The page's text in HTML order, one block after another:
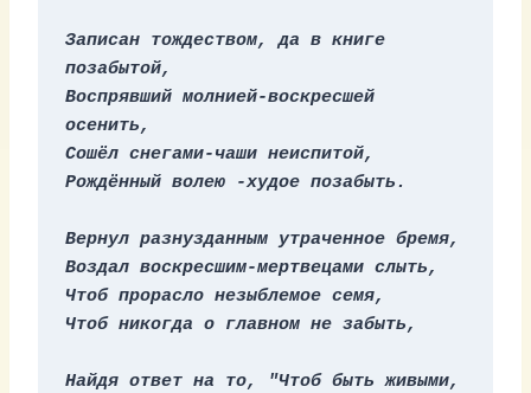
Записан тождеством, да в книге
позабытой,
Воспрявший молнией-воскресшей
осенить,
Сошёл снегами-чаши неиспитой,
Рождённый волею -худое позабыть.
Вернул разнузданным утраченное бремя,
Воздал воскресшим-мертвецами слыть,
Чтоб прорасло незыблемое семя,
Чтоб никогда о главном не забыть,
Найдя ответ на то, "Чтоб быть живыми,